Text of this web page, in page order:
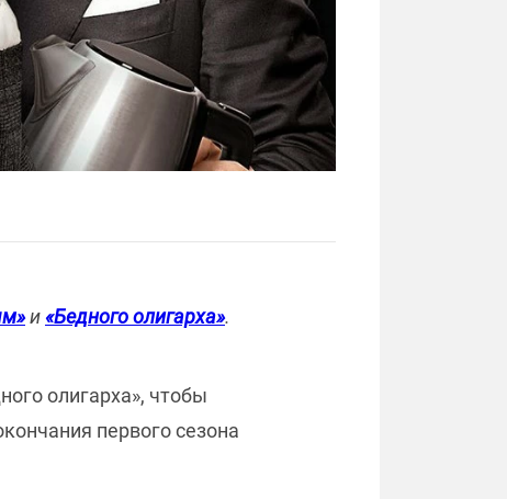
и«Бедного олигарха».
олигарха», чтобы
первого сезона